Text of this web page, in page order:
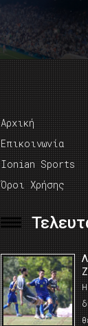
Αρχική
Επικοινωνία
Ionian Sports
Όροι Χρήσης